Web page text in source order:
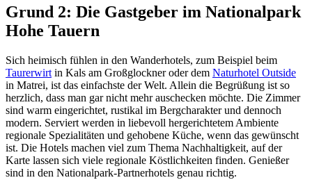
Grund 2: Die Gastgeber im Nationalpark
Hohe Tauern
Sich heimisch fühlen in den Wanderhotels, zum Beispiel beim
Taurerwirt in Kals am Großglockner oder dem Naturhotel Outside
in Matrei, ist das einfachste der Welt. Allein die Begrüßung ist so
herzlich, dass man gar nicht mehr auschecken möchte. Die Zimmer
sind warm eingerichtet, rustikal im Bergcharakter und dennoch
modern. Serviert werden in liebevoll hergerichtetem Ambiente
regionale Spezialitäten und gehobene Küche, wenn das gewünscht
ist. Die Hotels machen viel zum Thema Nachhaltigkeit, auf der
Karte lassen sich viele regionale Köstlichkeiten finden. Genießer
sind in den Nationalpark-Partnerhotels genau richtig.